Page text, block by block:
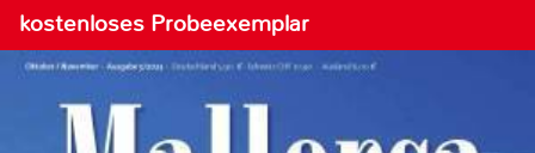
kostenloses Probeexemplar